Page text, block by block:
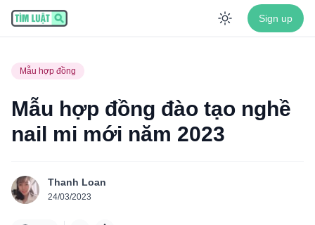
Enable
Sign up
Mẫu hợp đồng
Mẫu hợp đồng đào tạo nghề
nail mi mới năm 2023
Thanh Loan
24/03/2023